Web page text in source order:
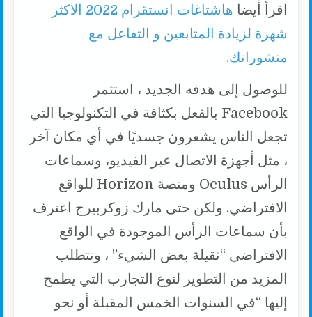
اقرأ أيضا
هاشتاغات انستقرام 2022 الاكثر
شهرة لزيادة المتابعين و التفاعل مع
منشوراتك.
للوصول إلى هدفه الجديد ، استثمر
Facebook بالفعل بكثافة في التكنولوجيا التي
تجعل الناس يشعرون جسديًا في أي مكان آخر
، مثل أجهزة الاتصال عبر الفيديو، وسماعات
الرأس Oculus ومنصة Horizon للواقع
الافتراضي. ولكن حتى مارك زوكربيرج اعترف
بأن سماعات الرأس الموجودة في الواقع
الافتراضي “ثقيلة بعض الشيء” ، وتتطلب
المزيد من التطوير لنوع التجارب التي يطمح
إليها “في السنوات الخمس المقبلة أو نحو